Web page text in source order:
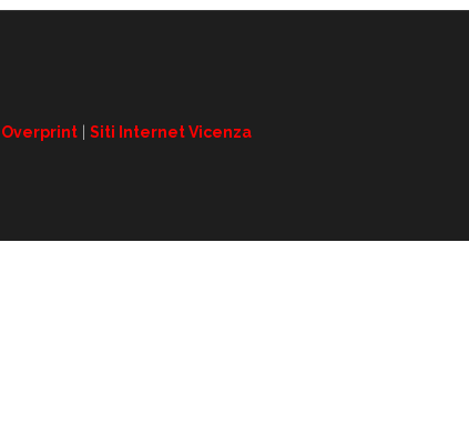
Overprint |Siti Internet Vicenza